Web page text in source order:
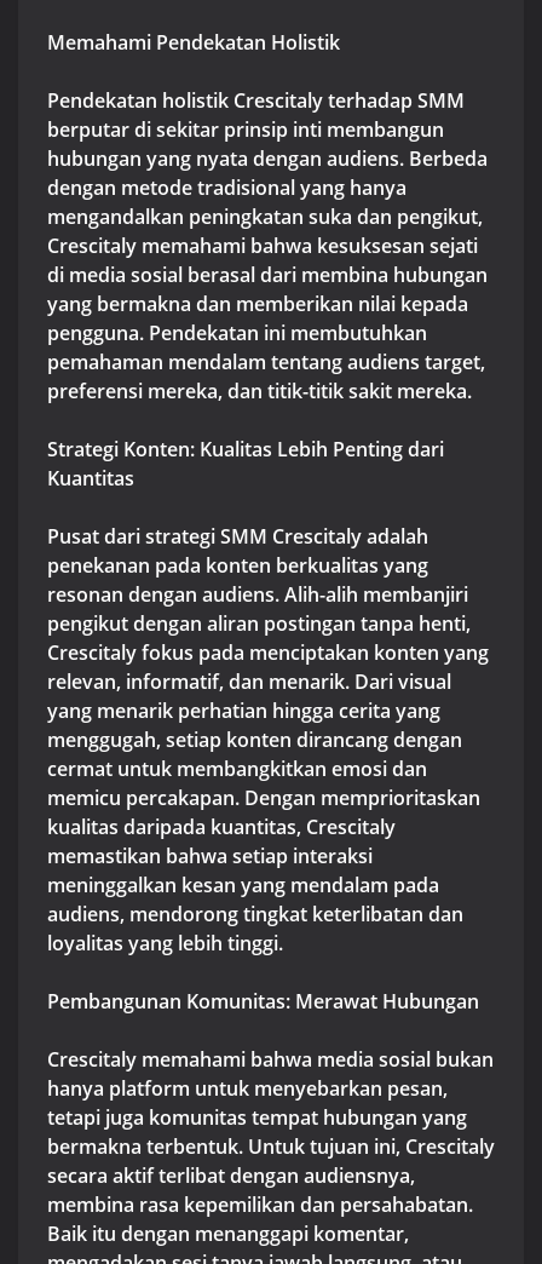
Memahami Pendekatan Holistik
Pendekatan holistik Crescitaly terhadap SMM
berputar di sekitar prinsip inti membangun
hubungan yang nyata dengan audiens. Berbeda
dengan metode tradisional yang hanya
mengandalkan peningkatan suka dan pengikut,
Crescitaly memahami bahwa kesuksesan sejati
di media sosial berasal dari membina hubungan
yang bermakna dan memberikan nilai kepada
pengguna. Pendekatan ini membutuhkan
pemahaman mendalam tentang audiens target,
preferensi mereka, dan titik-titik sakit mereka.
Strategi Konten: Kualitas Lebih Penting dari
Kuantitas
Pusat dari strategi SMM Crescitaly adalah
penekanan pada konten berkualitas yang
resonan dengan audiens. Alih-alih membanjiri
pengikut dengan aliran postingan tanpa henti,
Crescitaly fokus pada menciptakan konten yang
relevan, informatif, dan menarik. Dari visual
yang menarik perhatian hingga cerita yang
menggugah, setiap konten dirancang dengan
cermat untuk membangkitkan emosi dan
memicu percakapan. Dengan memprioritaskan
kualitas daripada kuantitas, Crescitaly
memastikan bahwa setiap interaksi
meninggalkan kesan yang mendalam pada
audiens, mendorong tingkat keterlibatan dan
loyalitas yang lebih tinggi.
Pembangunan Komunitas: Merawat Hubungan
Crescitaly memahami bahwa media sosial bukan
hanya platform untuk menyebarkan pesan,
tetapi juga komunitas tempat hubungan yang
bermakna terbentuk. Untuk tujuan ini, Crescitaly
secara aktif terlibat dengan audiensnya,
membina rasa kepemilikan dan persahabatan.
Baik itu dengan menanggapi komentar,